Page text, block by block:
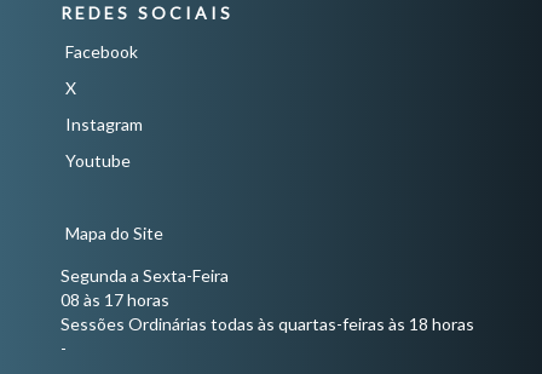
REDES SOCIAIS
Facebook
X
Instagram
Youtube
Mapa do Site
Segunda a Sexta-Feira
08 às 17 horas
Sessões Ordinárias todas às quartas-feiras às 18 horas
-